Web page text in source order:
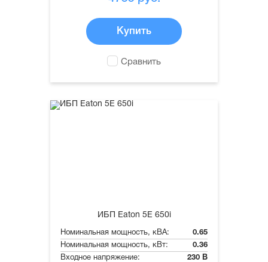
Купить
Сравнить
ИБП Eaton 5E 650i
Номинальная мощность, кВА:
0.65
Номинальная мощность, кВт:
0.36
Входное напряжение:
230 В